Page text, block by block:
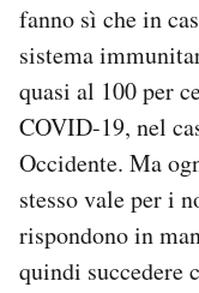
fanno sì che in
sistema
quasi al 100 per
COVID-19, nel
Occidente. Ma
stesso vale per i
rispondono in
quindi succedere